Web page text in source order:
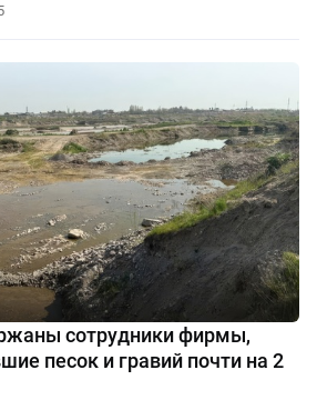
сотрудники фирмы,
песок и гравий почти на 2